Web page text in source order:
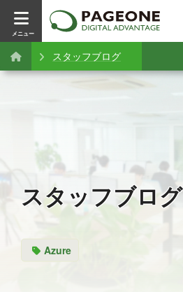
メニュー
スタッフブログ
スタッフブログ
Azure